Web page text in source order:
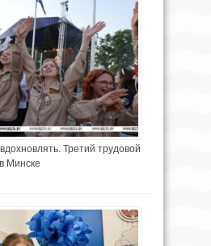
Третий трудовой
Минске